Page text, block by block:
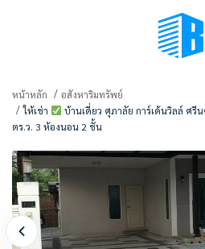
(เลือกมุมมอง)
หน้าหลัก
อสังหาริมทรัพย์
ให้เช่า
บ้านเดี่ยว ศุภาลัย การ์เด้นวิลล์ ศรี
ตร.ว. 3 ห้องนอน 2 ชั้น